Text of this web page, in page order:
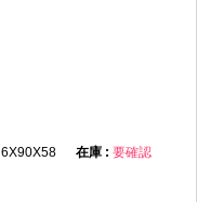
6X90X58
要確認